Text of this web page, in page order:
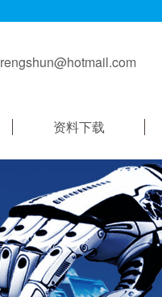
rengshun@hotmail.com
资料下载